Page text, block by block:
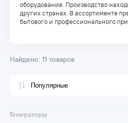
оборудование. Производство
других странах. В ассортименте
бытового и профессионального
Найдено: 11 товаров
Генераторы